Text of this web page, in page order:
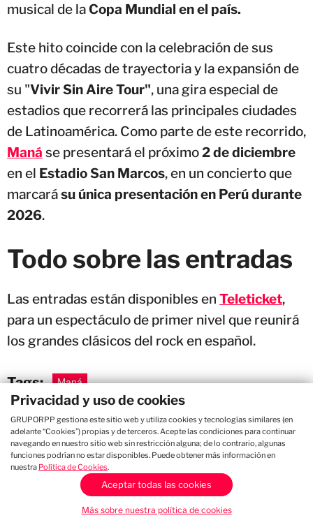
musical de laCopa Mundial en el país.
Este hito coincide con la celebración de sus
cuatro décadas de trayectoria y la expansión de
su "Vivir Sin Aire Tour", una gira especial de
estadios que recorrerá las principales ciudades
de Latinoamérica. Como parte de este recorrido,
Maná se presentará el próximo2 de diciembre
en el Estadio San Marcos, en un concierto que
marcarásu única presentación en Perú durante
2026.
Todo sobre las entradas
Las entradas están disponibles en Teleticket,
para un espectáculo de primer nivel que reunirá
los grandes clásicos del rock en español.
Tags: Maná
COMPARTIR:
Privacidad y uso de cookies
GRUPORPP gestiona este sitio web y utiliza cookies y tecnologías similares (en
adelante “Cookies”) propias y de terceros. Acepte las condiciones para continuar
navegando en nuestro sitio web sin restricción alguna; de lo contrario, algunas
funciones podrían no estar disponibles. Puede obtener más información en
nuestra Política de Cookies.
Aceptar todas las cookies
Más sobre nuestra política de cookies